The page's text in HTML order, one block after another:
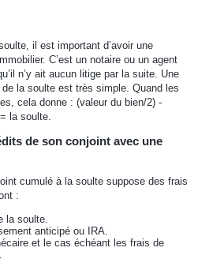
il est important d’avoir une
C’est un notaire ou un agent
n’y ait aucun litige par la suite. Une
la soulte est très simple. Quand les
cela donne : (valeur du bien/2) -
la soulte.
de son conjoint avec une
cumulé à la soulte suppose des frais
:
la soulte.
anticipé ou IRA.
et le cas échéant les frais de